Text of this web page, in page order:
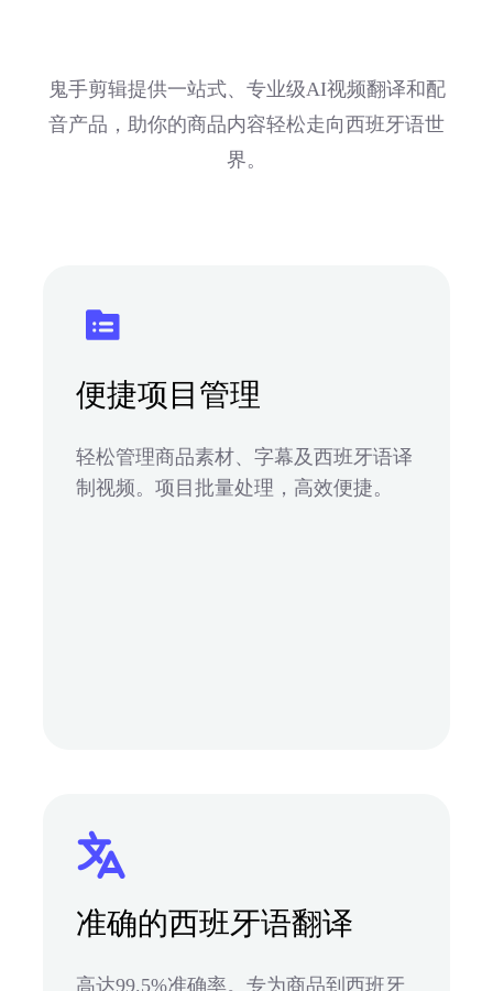
鬼手剪辑提供一站式、专业级AI视频翻译和配
音产品，助你的商品内容轻松走向西班牙语世
界。
便捷项目管理
轻松管理商品素材、字幕及西班牙语译
制视频。项目批量处理，高效便捷。
准确的西班牙语翻译
高达99.5%准确率。专为商品到西班牙